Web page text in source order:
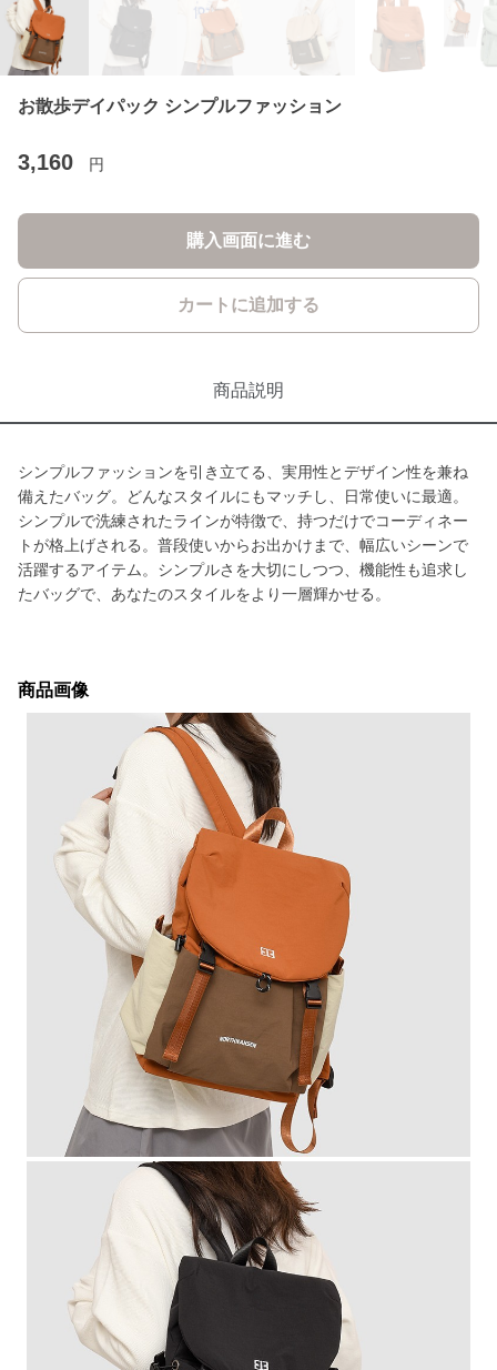
お散歩デイパック シンプルファッション
3,160 円
購入画面に進む
カートに追加する
商品説明
シンプルファッションを引き立てる、実用性とデザイン性を兼ね
備えたバッグ。どんなスタイルにもマッチし、日常使いに最適。
シンプルで洗練されたラインが特徴で、持つだけでコーディネー
トが格上げされる。普段使いからお出かけまで、幅広いシーンで
活躍するアイテム。シンプルさを大切にしつつ、機能性も追求し
たバッグで、あなたのスタイルをより一層輝かせる。
商品画像